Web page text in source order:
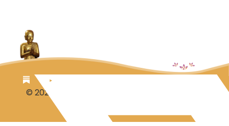
© 2026 Luc Aalbrecht